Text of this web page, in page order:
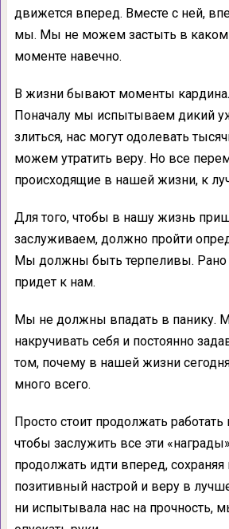
движется вперед. Вместе с ней,
мы. Мы не можем застыть в
моменте навечно.
В жизни бывают моменты
Поначалу мы испытываем дикий
злиться, нас могут одолевать
можем утратить веру. Но все
происходящие в нашей жизни, к
Для того, чтобы в нашу жизнь
заслуживаем, должно пройти
Мы должны быть терпеливы. Рано
придет к нам.
Мы не должны впадать в панику.
накручивать себя и постоянно
том, почему в нашей жизни
много всего.
Просто стоит продолжать работать
чтобы заслужить все эти
продолжать идти вперед, сохраняя
позитивный настрой и веру в
ни испытывала нас на прочность,